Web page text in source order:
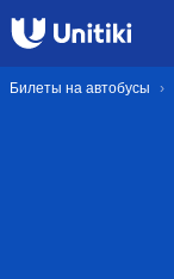
Билеты на автобусы